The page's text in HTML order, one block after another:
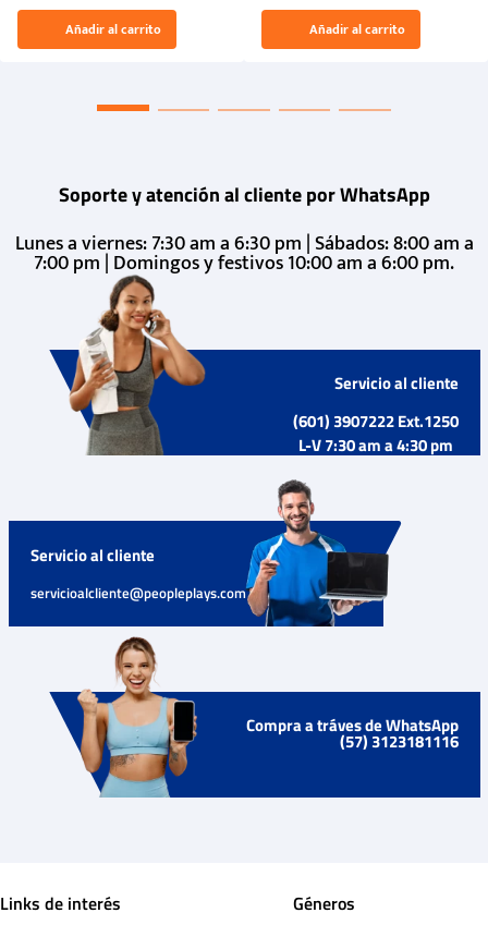
El Rugido del Sol Naciente:
“Primeros para la Et...
Añadir al carrito Añadir al carrito
Soporte y atención al cliente por WhatsApp
Lunes a viernes: 7:30 am a 6:30 pm | Sábados: 8:00 am a
7:00 pm | Domingos y festivos 10:00 am a 6:00 pm.
Servicio al cliente
(601) 3907222 Ext.1250
L-V 7:30 am a 4:30 pm
Servicio al cliente
servicioalcliente@peopleplays.com
Compra a tráves de WhatsApp
(57) 3123181116
Links de interés Géneros